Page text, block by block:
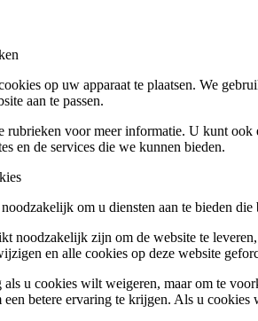
op uw apparaat te plaatsen. We
aan te passen.
rubrieken voor meer informatie. U kunt
en de services die we kunnen bieden.
om u diensten aan te bieden
noodzakelijk zijn om de website te
en alle cookies op deze website
als u cookies wilt weigeren, maar om te
een betere ervaring te krijgen. Als u